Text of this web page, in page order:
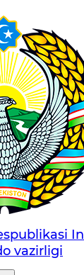
vazirligi